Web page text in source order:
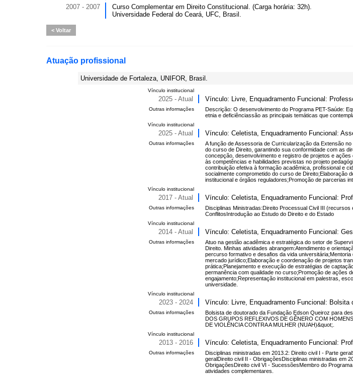
2007 - 2007
Curso Complementar em Direito Constitucional. (Carga horária: 32h).
Universidade Federal do Ceará, UFC, Brasil.
Voltar
Atuação profissional
Universidade de Fortaleza, UNIFOR, Brasil.
Vínculo institucional
2025 - Atual Vínculo: Livre, Enquadramento Funcional:
Outras informações
Descrição: O desenvolvimento do Programa PET-Saúde:
etnia e deficiênciassão as principais temáticas que
Vínculo institucional
2025 - Atual Vínculo: Celetista, Enquadramento Funcional:
Outras informações
A função de Assessoria de Curricularização da Extensão
do curso de Direito, garantindo sua conformidade com as
concepção, desenvolvimento e registro de projetos e
às competências e habilidades previstas no projeto
contribuição efetiva à formação acadêmica, profissional e
socialmente comprometido do curso de Direito;Elaboração
institucional e órgãos reguladores;Promoção de parcerias
Vínculo institucional
2017 - Atual Vínculo: Celetista, Enquadramento Funcional:
Outras informações
Disciplinas Ministradas:Direito Processual Civil III
ConflitosIntrodução ao Estudo do Direito e do Estado
Vínculo institucional
2014 - Atual Vínculo: Celetista, Enquadramento Funcional:
Outras informações
Atuo na gestão acadêmica e estratégica do setor de
Direito. Minhas atividades abrangem:Atendimento e
percurso formativo e desafios da vida
mercado jurídico;Elaboração e coordenação de projetos
prática;Planejamento e execução de estratégias de
permanência com qualidade no curso;Promoção de ações
engajamento;Representação institucional em palestras,
universidade.
Vínculo institucional
2023 - 2024 Vínculo: Livre, Enquadramento Funcional: Bolsita
Outras informações
Bolsista de doutorado da Fundação Edson Queiroz para
DOS GRUPOS REFLEXIVOS DE GÊNERO COM
DE VIOLÊNCIA CONTRA A MULHER (NUAH)&quot;.
Vínculo institucional
2013 - 2016 Vínculo: Celetista, Enquadramento Funcional:
Outras informações
Disciplinas ministradas em 2013.2: Direito civil I - Parte
geralDireito civil II - ObrigaçõesDisciplinas ministradas em
ObrigaçõesDireito civil VI - SucessõesMembro do
atividades complementares.